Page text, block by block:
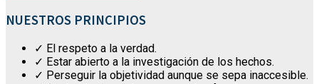
NUESTROS PRINCIPIOS
✓ El respeto a la verdad.
✓ Estar abierto a la investigación de los hechos.
✓ Perseguir la objetividad aunque se sepa inaccesible.